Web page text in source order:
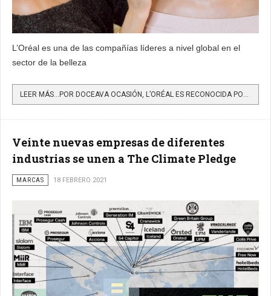
L’Oréal es una de las compañías líderes a nivel global en el
sector de la belleza
Veinte nuevas empresas de diferentes
industrias se unen a The Climate Pledge
MARCAS 18 FEBRERO 2021